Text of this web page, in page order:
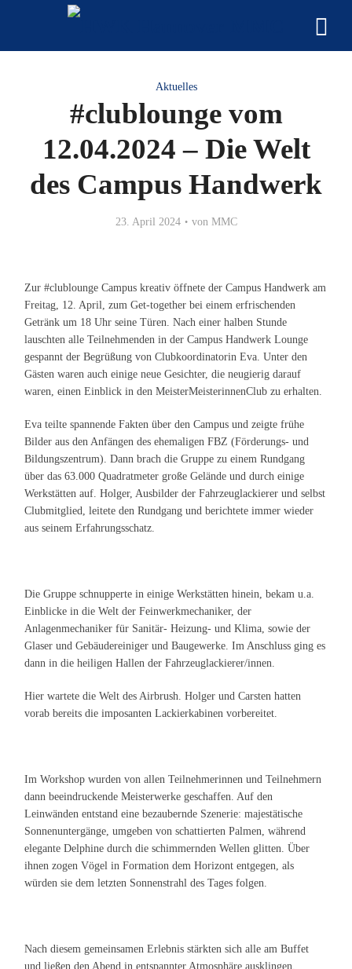
Aktuelles
#clublounge vom
12.04.2024 – Die Welt
des Campus Handwerk
23. April 2024 von MMC
Zur #clublounge Campus kreativ öffnete der Campus Handwerk am
Freitag, 12. April, zum Get-together bei einem erfrischenden
Getränk um 18 Uhr seine Türen. Nach einer halben Stunde
lauschten alle Teilnehmenden in der Campus Handwerk Lounge
gespannt der Begrüßung von Clubkoordinatorin Eva. Unter den
Gästen waren auch einige neue Gesichter, die neugierig darauf
waren, einen Einblick in den MeisterMeisterinnenClub zu erhalten.
Eva teilte spannende Fakten über den Campus und zeigte frühe
Bilder aus den Anfängen des ehemaligen FBZ (Förderungs- und
Bildungszentrum). Dann brach die Gruppe zu einem Rundgang
über das 63.000 Quadratmeter große Gelände und durch einige
Werkstätten auf. Holger, Ausbilder der Fahrzeuglackierer und selbst
Clubmitglied, leitete den Rundgang und berichtete immer wieder
aus seinem Erfahrungsschatz.
Die Gruppe schnupperte in einige Werkstätten hinein, bekam u.a.
Einblicke in die Welt der Feinwerkmechaniker, der
Anlagenmechaniker für Sanitär- Heizung- und Klima, sowie der
Glaser und Gebäudereiniger und Baugewerke. Im Anschluss ging es
dann in die heiligen Hallen der Fahrzeuglackierer/innen.
Hier wartete die Welt des Airbrush. Holger und Carsten hatten
vorab bereits die imposanten Lackierkabinen vorbereitet.
Im Workshop wurden von allen Teilnehmerinnen und Teilnehmern
dann beeindruckende Meisterwerke geschaffen. Auf den
Leinwänden entstand eine bezaubernde Szenerie: majestätische
Sonnenuntergänge, umgeben von schattierten Palmen, während
elegante Delphine durch die schimmernden Wellen glitten. Über
ihnen zogen Vögel in Formation dem Horizont entgegen, als
würden sie dem letzten Sonnenstrahl des Tages folgen.
Nach diesem gemeinsamen Erlebnis stärkten sich alle am Buffet
und ließen den Abend in entspannter Atmosphäre ausklingen.